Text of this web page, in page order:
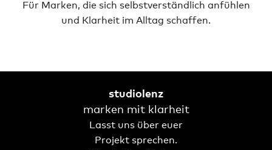
Für Marken, die sich selbstverständlich anfühlen
und Klarheit im Alltag schaffen.
studiolenz
marken mit klarheit
Lasst uns über euer
Projekt sprechen.